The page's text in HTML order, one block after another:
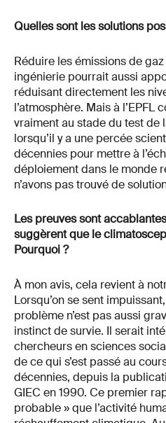
Quelles sont les solutions
Réduire les émissions de
ingénierie pourrait aussi
réduisant directement les
l’atmosphère. Mais à l’EPFL
vraiment au stade du test de
lorsqu’il y a une percée
décennies pour mettre à
déploiement dans le monde
n’avons pas trouvé de
Les preuves sont
suggèrent que le
Pourquoi ?
À mon avis, cela revient à
Lorsqu’on se sent
problème n’est pas aussi
instinct de survie. Il serait
chercheurs en sciences
de ce qui s’est passé au
décennies, depuis la
GIEC en 1990. Ce premier
probable » que l’activité